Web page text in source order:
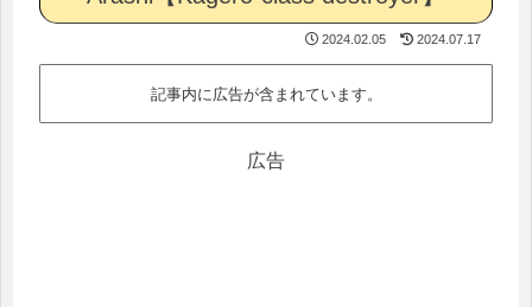
2024.02.05 2024.07.17
記事内に広告が含まれています。
広告